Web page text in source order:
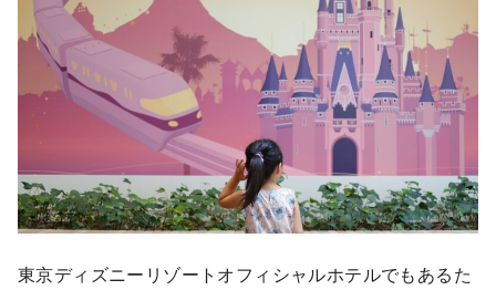
東京ディズニーリゾートオフィシャルホテルでもあるた